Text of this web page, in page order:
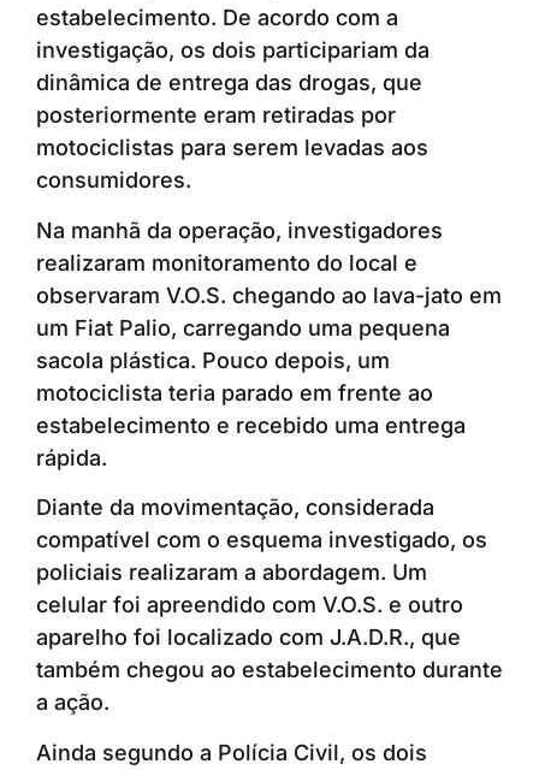
estabelecimento. De acordo com a
investigação, os dois participariam da
dinâmica de entrega das drogas, que
posteriormente eram retiradas por
motociclistas para serem levadas aos
consumidores.
Na manhã da operação, investigadores
realizaram monitoramento do local e
observaram V.O.S. chegando ao lava-jato em
um Fiat Palio, carregando uma pequena
sacola plástica. Pouco depois, um
motociclista teria parado em frente ao
estabelecimento e recebido uma entrega
rápida.
Diante da movimentação, considerada
compatível com o esquema investigado, os
policiais realizaram a abordagem. Um
celular foi apreendido com V.O.S. e outro
aparelho foi localizado com J.A.D.R., que
também chegou ao estabelecimento durante
a ação.
Ainda segundo a Polícia Civil, os dois